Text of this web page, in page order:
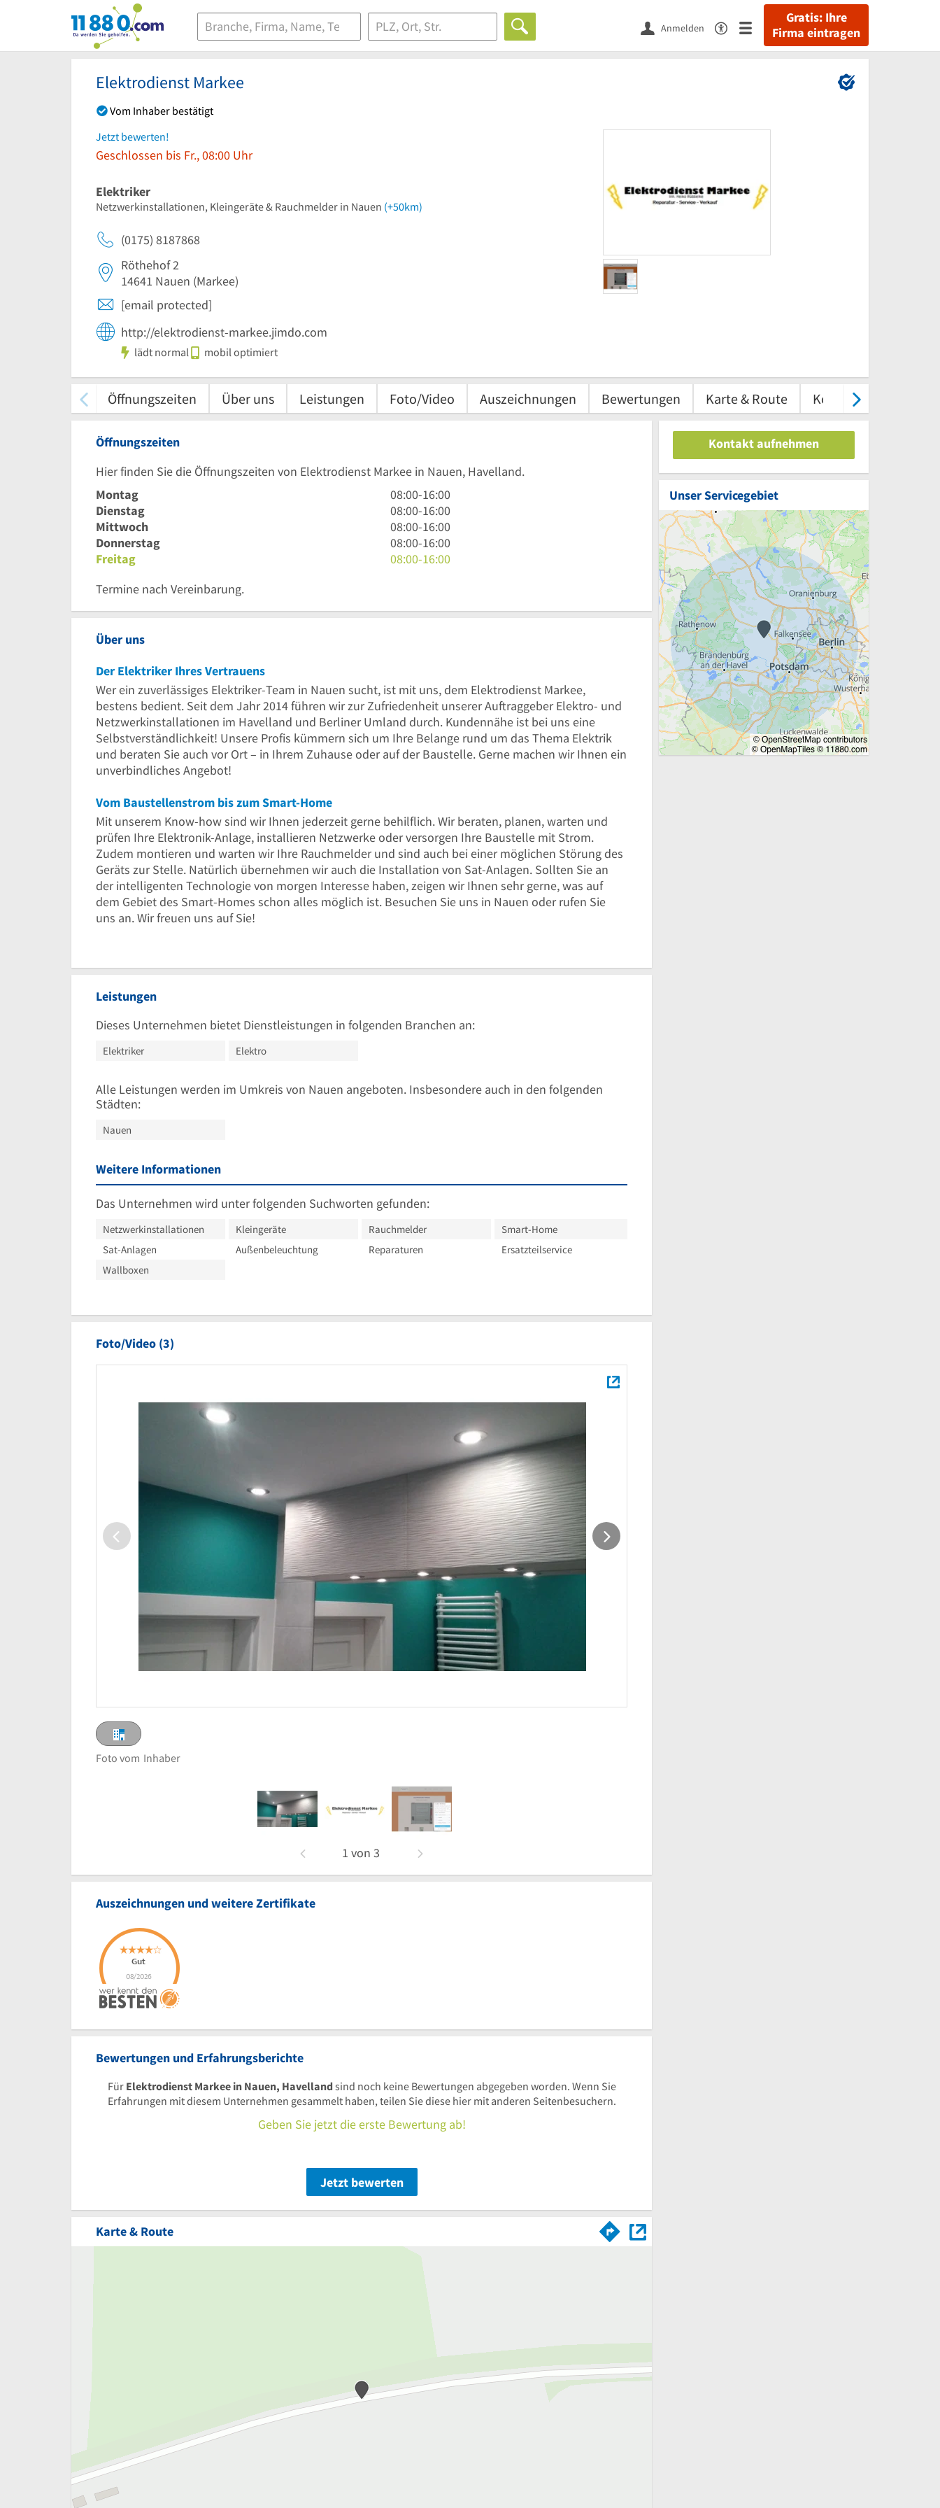
11880.com
Gratis: Ihre
Firma eintragen
Anmelden
Elektrodienst Markee
Vom Inhaber bestätigt
Jetzt bewerten!
Geschlossen bis Fr., 08:00 Uhr
Elektriker
Netzwerkinstallationen, Kleingeräte & Rauchmelder in Nauen (+50km)
(0175) 8187868
Röthehof 2
14641 Nauen (Markee)
[email protected]
http://elektrodienst-markee.jimdo.com
lädt normal mobil optimiert
Öffnungszeiten Über uns Leistungen Foto/Video Auszeichnungen Bewertungen Karte & Route Kontakt
Öffnungszeiten
Hier finden Sie die Öffnungszeiten von Elektrodienst Markee in Nauen, Havelland.
Montag
8
Uhr
bis
16
Uhr
08:00-16:00
Dienstag
8
Uhr
bis
16
08:00-16:00
Mittwoch
8
Uhr
bis
08:00-16:00
Donnerstag
8
Uhr
08:00-16:00
Freitag
8
08:00-16:00
Termine nach Vereinbarung.
Über uns
Der Elektriker Ihres Vertrauens
Wer ein zuverlässiges Elektriker-Team in Nauen sucht, ist mit uns, dem Elektrodienst Markee,
bestens bedient. Seit dem Jahr 2014 führen wir zur Zufriedenheit unserer Auftraggeber Elektro- und
Netzwerkinstallationen im Havelland und Berliner Umland durch. Kundennähe ist bei uns eine
Selbstverständlichkeit! Unsere Profis kümmern sich um Ihre Belange rund um das Thema Elektrik
und beraten Sie auch vor Ort – in Ihrem Zuhause oder auf der Baustelle. Gerne machen wir Ihnen ein
unverbindliches Angebot!
Vom Baustellenstrom bis zum Smart-Home
Mit unserem Know-how sind wir Ihnen jederzeit gerne behilflich. Wir beraten, planen, warten und
prüfen Ihre Elektronik-Anlage, installieren Netzwerke oder versorgen Ihre Baustelle mit Strom.
Zudem montieren und warten wir Ihre Rauchmelder und sind auch bei einer möglichen Störung des
Geräts zur Stelle. Natürlich übernehmen wir auch die Installation von Sat-Anlagen. Sollten Sie an
der intelligenten Technologie von morgen Interesse haben, zeigen wir Ihnen sehr gerne, was auf
dem Gebiet des Smart-Homes schon alles möglich ist. Besuchen Sie uns in Nauen oder rufen Sie
uns an. Wir freuen uns auf Sie!
Leistungen
Dieses Unternehmen bietet Dienstleistungen in folgenden Branchen an:
Elektriker Elektro
Alle Leistungen werden im Umkreis von Nauen angeboten. Insbesondere auch in den folgenden
Städten:
Nauen
Weitere Informationen
Das Unternehmen wird unter folgenden Suchworten gefunden:
Netzwerkinstallationen Kleingeräte Rauchmelder
Smart-Home
Sat-Anlagen
Außenbeleuchtung Reparaturen
Ersatzteilservice
Wallboxen
Foto/Video (3)
Foto vom Inhaber
1 von 3
Auszeichnungen und weitere Zertifikate
Bewertungen und Erfahrungsberichte
Für Elektrodienst Markee in Nauen, Havelland sind noch keine Bewertungen abgegeben worden. Wenn Sie
Erfahrungen mit diesem Unternehmen gesammelt haben, teilen Sie diese hier mit anderen Seitenbesuchern.
Geben Sie jetzt die erste Bewertung ab!
Jetzt bewerten
Karte & Route
Kontakt aufnehmen
Unser Servicegebiet